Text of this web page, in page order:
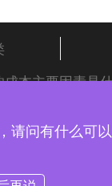
和cma未来就业方向
哪些就业方向相关iso
可查看下方正文！
成本主要因素是
证 版权所有
号
请问有什么可